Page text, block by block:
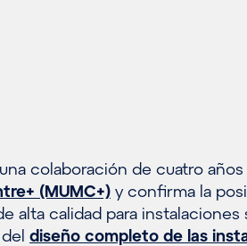
colaboración de cuatro
(MUMC+) y confirma la
alta calidad para instalaciones
diseño completo de las